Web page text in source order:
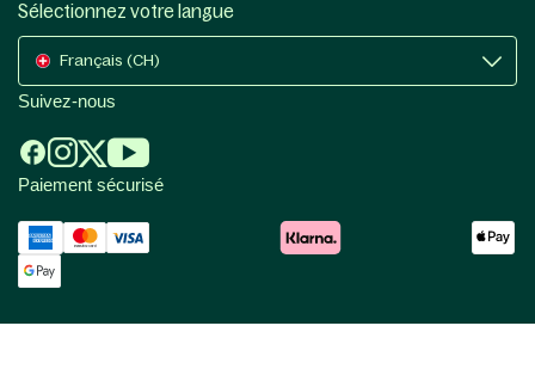
Sélectionnez votre langue
Français (CH)
Suivez-nous
Paiement sécurisé